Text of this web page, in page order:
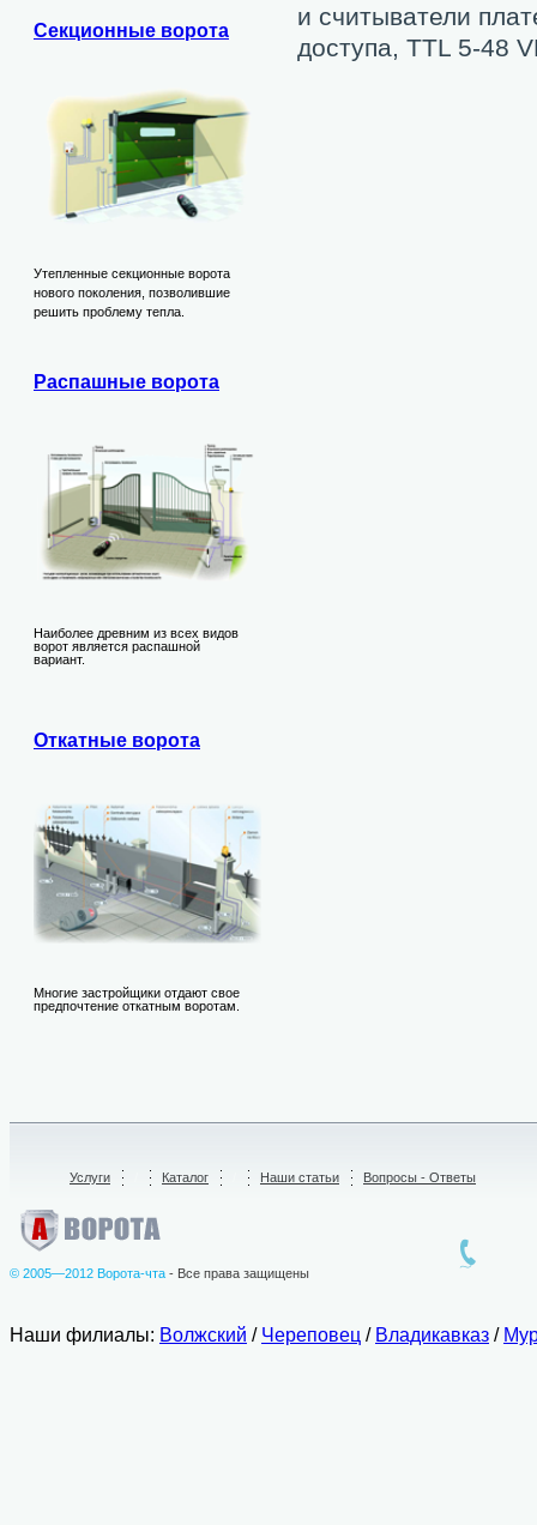
Секционные ворота
Утепленные секционные ворота
нового поколения, позволившие
решить проблему тепла.
Распашные ворота
Наиболее древним из всех видов
ворот является распашной
вариант.
Откатные ворота
Многие застройщики отдают свое
предпочтение откатным воротам.
и считыватели
доступа, TTL 5-48
Услуги Каталог Наши статьи Вопросы - Ответы
© 2005—2012 Ворота-чта - Все права защищены
Наши филиалы: Волжский / Череповец / Владикавказ /